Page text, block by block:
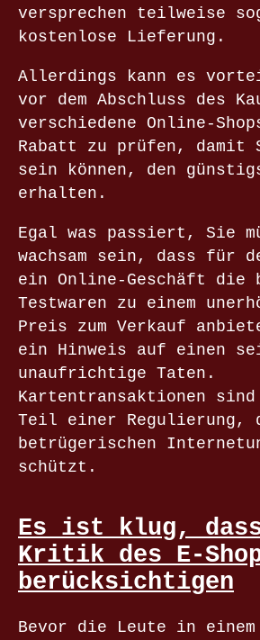
versprechen teilweise
kostenlose Lieferung.
Allerdings kann es
vor dem Abschluss des
verschiedene Online-
Rabatt zu prüfen, damit
sein können, den
erhalten.
Egal was passiert, Sie
wachsam sein, dass für
ein Online-Geschäft die
Testwaren zu einem
Preis zum Verkauf
ein Hinweis auf einen
unaufrichtige Taten.
Kartentransaktionen
Teil einer Regulierung,
betrügerischen
schützt.
Es ist klug,
Kritik des E-
berücksichtigen
Bevor die Leute in